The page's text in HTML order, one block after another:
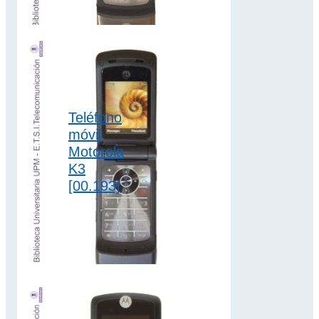
extraíble de iones
de litio de 850
2G
colección motorola
Teléfono
móvil
Motorola
K3
[00.193]
El teléfono móvil
Motorola K3
dispone de batería
extraíble de iones
de litio de 910